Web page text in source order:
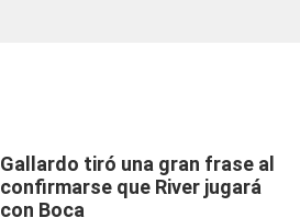
Gallardo tiró una gran frase al
confirmarse que River jugará
con Boca